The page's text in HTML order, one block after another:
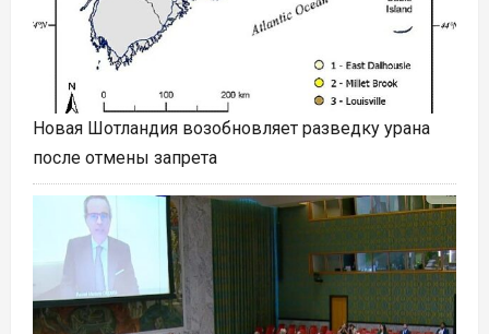
Новая Шотландия возобновляет разведку урана
после отмены запрета